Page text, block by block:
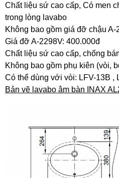
Chất liệu sứ cao cấp, Có men
trong lòng lavabo
Không bao gồm giá đỡ chậu A-
Giá đỡ A-2298V: 400.000đ
Chất liệu sứ cao cấp, chống
Không bao gồm phụ kiên (vòi,
Có thể dùng với vòi: LFV-13B ,
Bản vẽ lavabo âm bàn INAX